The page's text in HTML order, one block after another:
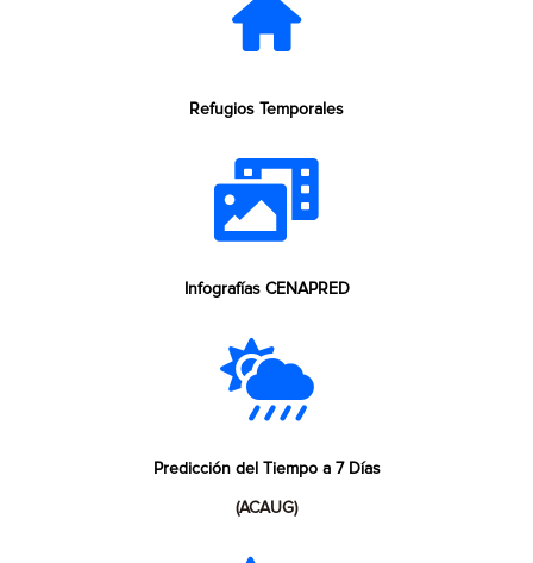
Refugios Temporales
Infografías CENAPRED
Predicción del Tiempo a 7 Días
(ACAUG)